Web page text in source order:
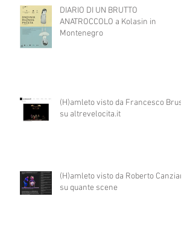
DIARIO DI UN BRUTTO
ANATROCCOLO a Kolasin in
Montenegro
(H)amleto visto da Francesco Brusa
su altrevelocita.it
(H)amleto visto da Roberto Canziani
su quante scene